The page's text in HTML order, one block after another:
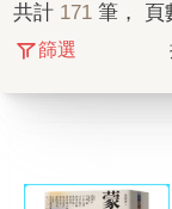
共計 171 筆， 頁
篩選